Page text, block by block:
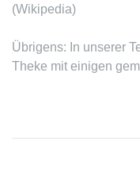
(Wikipedia)
Übrigens: In unserer
Theke mit einigen